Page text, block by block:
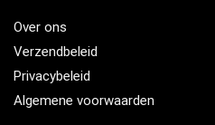
Over ons
Verzendbeleid
Privacybeleid
Algemene voorwaarden